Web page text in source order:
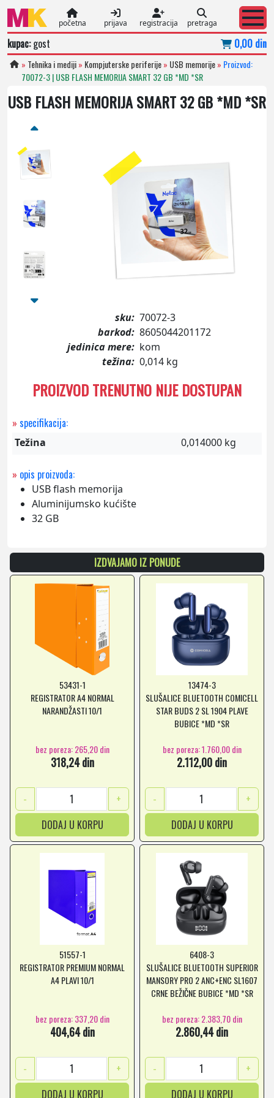
početna prijava registracija pretraga
kupac:gost 0,00 din
» Tehnika i mediji» Kompjuterske periferije» USB memorije» Proizvod:
70072-3 | USB FLASH MEMORIJA SMART 32 GB *MD *SR
USB FLASH MEMORIJA SMART 32 GB *MD *SR
sku: 70072-3
barkod: 8605044201172
jedinica mere: kom
težina: 0,014 kg
PROIZVOD TRENUTNO NIJE DOSTUPAN
» specifikacija:
Težina 0,014000 kg
» opis proizvoda:
USB flash memorija
Aluminijumsko kućište
32 GB
IZDVAJAMO IZ PONUDE
53431-1
REGISTRATOR A4 NORMAL
NARANDŽASTI 10/1
bez poreza: 265,20 din
318,24 din
-
+
DODAJ U KORPU
13474-3
SLUŠALICE BLUETOOTH COMICELL
STAR BUDS 2 SL 1904 PLAVE
BUBICE *MD *SR
bez poreza: 1.760,00 din
2.112,00 din
-
+
DODAJ U KORPU
51557-1
REGISTRATOR PREMIUM NORMAL
A4 PLAVI 10/1
bez poreza: 337,20 din
404,64 din
-
+
DODAJ U KORPU
6408-3
SLUŠALICE BLUETOOTH SUPERIOR
MANSORY PRO 2 ANC+ENC SL1607
CRNE BEŽIČNE BUBICE *MD *SR
bez poreza: 2.383,70 din
2.860,44 din
-
+
DODAJ U KORPU